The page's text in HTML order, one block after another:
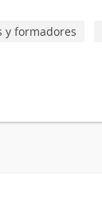
y formadores